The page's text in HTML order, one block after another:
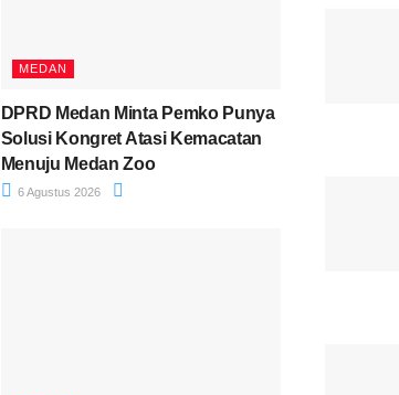
MEDAN
DPRD Medan Minta Pemko Punya
Solusi Kongret Atasi Kemacatan
Menuju Medan Zoo
6 Agustus 2026